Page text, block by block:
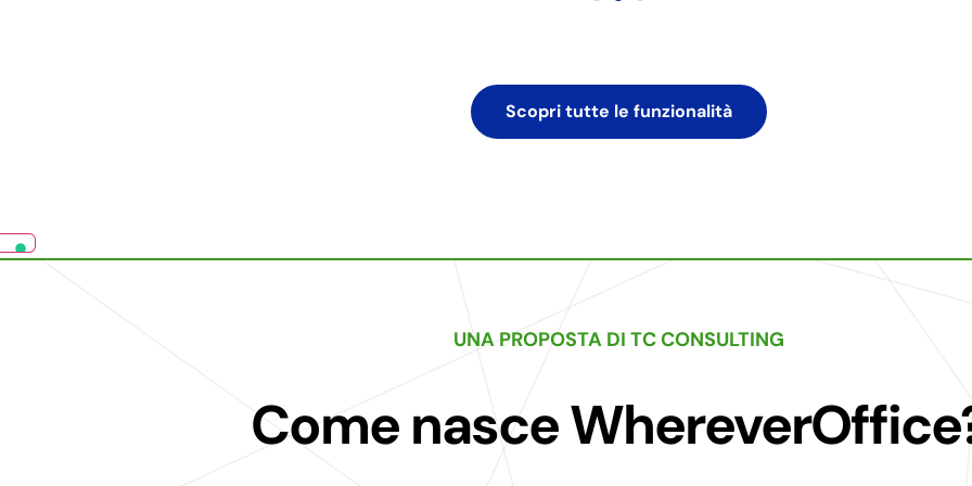
Scopri tutte le funzionalità
UNA PROPOSTA DI TC CONSULTING
Come nasce